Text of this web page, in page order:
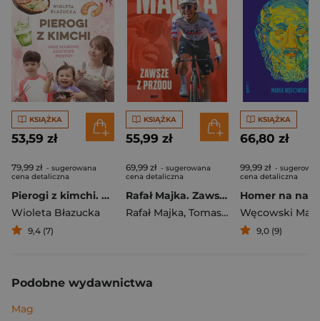
KSIĄŻKA
53,59 zł
79,99 zł - sugerowana
cena detaliczna
Pierogi z kimchi. Moje ulubione azjatyckie przepisy
Wioleta Błazucka
9,4 (7)
KSIĄŻKA
55,99 zł
69,99 zł - sugerowana
cena detaliczna
Rafał Majka. Zawsze z przodu. Rozmawia Tomasz Kalemba - książka z autografem
Rafał Majka, Tomasz Kalemba
KSIĄŻKA
66,80 zł
99,99 zł -
cena detaliczna
Węcowski
9,0 (9)
Podobne wydawnictwa
Mag